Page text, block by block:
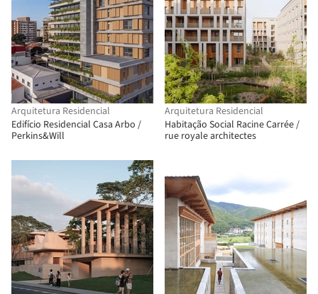
Arquitetura Residencial
Edifício Residencial Casa Arbo /
Perkins&Will
Arquitetura Residencial
Habitação Social Racine Carrée /
rue royale architectes